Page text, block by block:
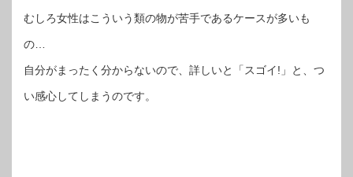
むしろ女性はこういう類の物が苦手であるケースが多いも
の…
自分がまったく分からないので、詳しいと「スゴイ!」と、つ
い感心してしまうのです。